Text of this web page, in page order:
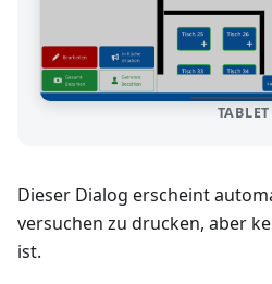
TABLET
Dieser Dialog erscheint
versuchen zu drucken, aber
ist.